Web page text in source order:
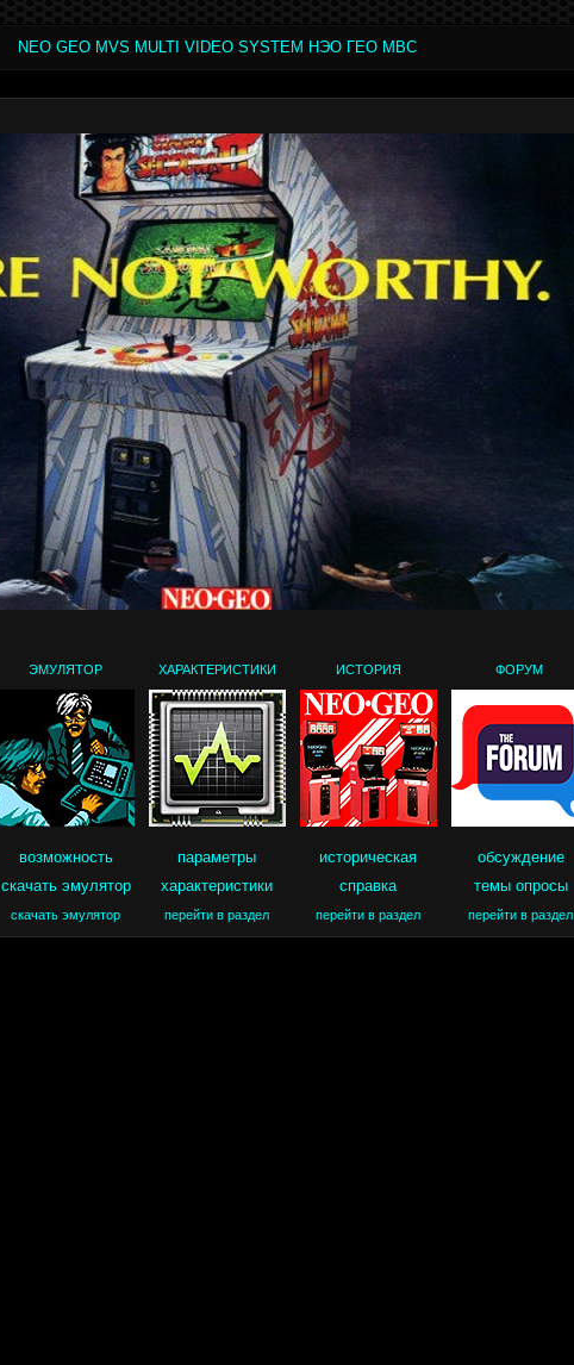
NEO GEO MVS MULTI VIDEO SYSTEM НЭО ГЕО МВС
ЭМУЛЯТОР ХАРАКТЕРИСТИКИ ИСТОРИЯ ФОРУМ
возможность
скачать эмулятор
скачать эмулятор
параметры
характеристики
перейти в раздел
историческая
справка
перейти в раздел
обсуждение
темы опросы
перейти в раздел